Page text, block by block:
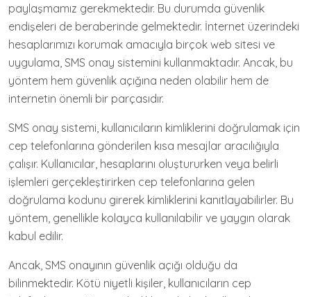
paylaşmamız gerekmektedir. Bu durumda güvenlik
endişeleri de beraberinde gelmektedir. İnternet üzerindeki
hesaplarımızı korumak amacıyla birçok web sitesi ve
uygulama, SMS onay sistemini kullanmaktadır. Ancak, bu
yöntem hem güvenlik açığına neden olabilir hem de
internetin önemli bir parçasıdır.
SMS onay sistemi, kullanıcıların kimliklerini doğrulamak için
cep telefonlarına gönderilen kısa mesajlar aracılığıyla
çalışır. Kullanıcılar, hesaplarını oluştururken veya belirli
işlemleri gerçekleştirirken cep telefonlarına gelen
doğrulama kodunu girerek kimliklerini kanıtlayabilirler. Bu
yöntem, genellikle kolayca kullanılabilir ve yaygın olarak
kabul edilir.
Ancak, SMS onayının güvenlik açığı olduğu da
bilinmektedir. Kötü niyetli kişiler, kullanıcıların cep